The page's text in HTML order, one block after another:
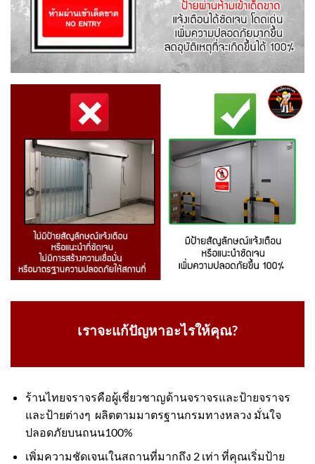
เราจะแก้ปัญหาอะไรให้คุณ?
ร้านไทยจราจรคือผู้เชี่ยวชาญด้านจราจรและป้ายจราจร
และป้ายต่างๆ ผลิตตามมาตรฐานกรมทางหลวง มั่นใจ
ปลอดภัยบนถนน100%
เพิ่มความชัดเจนเในสถานที่มากถึง 2 เท่า ที่คุณเริ่มป้าย